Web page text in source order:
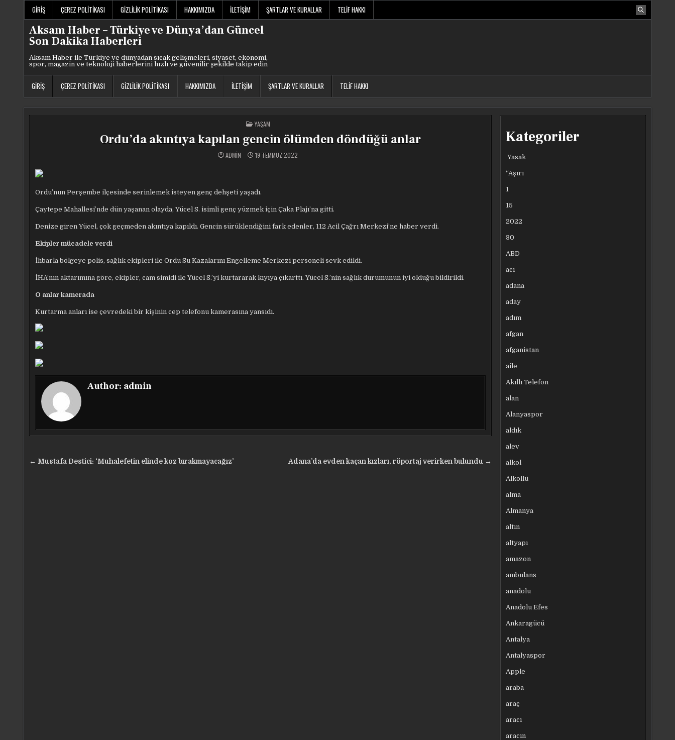
GIRIŞ ÇEREZ POLITIKASI GIZLILIK POLITIKASI HAKKIMIZDA İLETIŞIM ŞARTLAR VE KURALLAR TELIF HAKKI
Aksam Haber – Türkiye ve Dünya’dan Güncel
Son Dakika Haberleri
Aksam Haber ile Türkiye ve dünyadan sıcak gelişmeleri, siyaset, ekonomi,
spor, magazin ve teknoloji haberlerini hızlı ve güvenilir şekilde takip edin
GIRIŞ ÇEREZ POLITIKASI GIZLILIK POLITIKASI HAKKIMIZDA İLETIŞIM ŞARTLAR VE KURALLAR TELIF HAKKI
POSTED
IN
YAŞAM
Ordu’da akıntıya kapılan gencin ölümden döndüğü anlar
ADMIN 19 TEMMUZ 2022
Ordu’nun Perşembe ilçesinde serinlemek isteyen genç dehşeti yaşadı.
Çaytepe Mahallesi’nde dün yaşanan olayda, Yücel S. isimli genç yüzmek için Çaka Plajı’na gitti.
Denize giren Yücel, çok geçmeden akıntıya kapıldı. Gencin sürüklendiğini fark edenler, 112 Acil Çağrı Merkezi’ne haber verdi.
Ekipler mücadele verdi
İhbarla bölgeye polis, sağlık ekipleri ile Ordu Su Kazalarını Engelleme Merkezi personeli sevk edildi.
İHA’nın aktarımına göre, ekipler, cam simidi ile Yücel S.’yi kurtararak kıyıya çıkarttı. Yücel S.’nin sağlık durumunun iyi olduğu bildirildi.
O anlar kamerada
Kurtarma anları ise çevredeki bir kişinin cep telefonu kamerasına yansıdı.
Author: admin
Yazı Adana’da evden kaçan kızları, röportaj verirken bulundu →
← Mustafa Destici: ‘Muhalefetin elinde koz bırakmayacağız’
Kategoriler
Yasak
“Aşırı
1
15
2022
30
ABD
acı
adana
aday
adım
afgan
afganistan
aile
Akıllı Telefon
alan
Alanyaspor
aldık
alev
alkol
Alkollü
alma
Almanya
altın
altyapı
amazon
ambulans
anadolu
Anadolu Efes
Ankaragücü
Antalya
Antalyaspor
Apple
araba
araç
aracı
aracın